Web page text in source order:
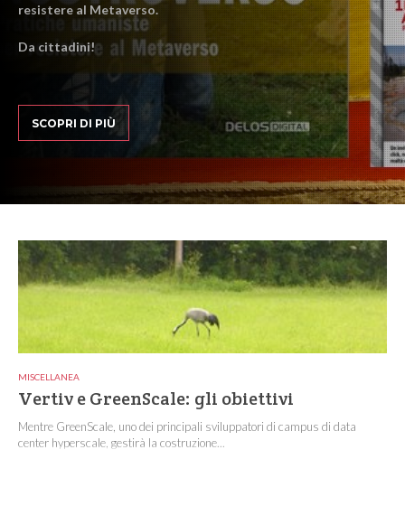
resistere al Metaverso.
Da cittadini!
SCOPRI DI PIÙ
MISCELLANEA
Vertiv e GreenScale: gli obiettivi
Mentre GreenScale, uno dei principali sviluppatori di campus di data
center hyperscale, gestirà la costruzione...